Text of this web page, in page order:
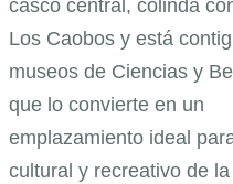
casco central, colinda
Los Caobos y está
museos de Ciencias y
que lo convierte en un
emplazamiento ideal
cultural y recreativo de la